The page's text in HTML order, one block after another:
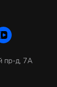
пр-д, 7А